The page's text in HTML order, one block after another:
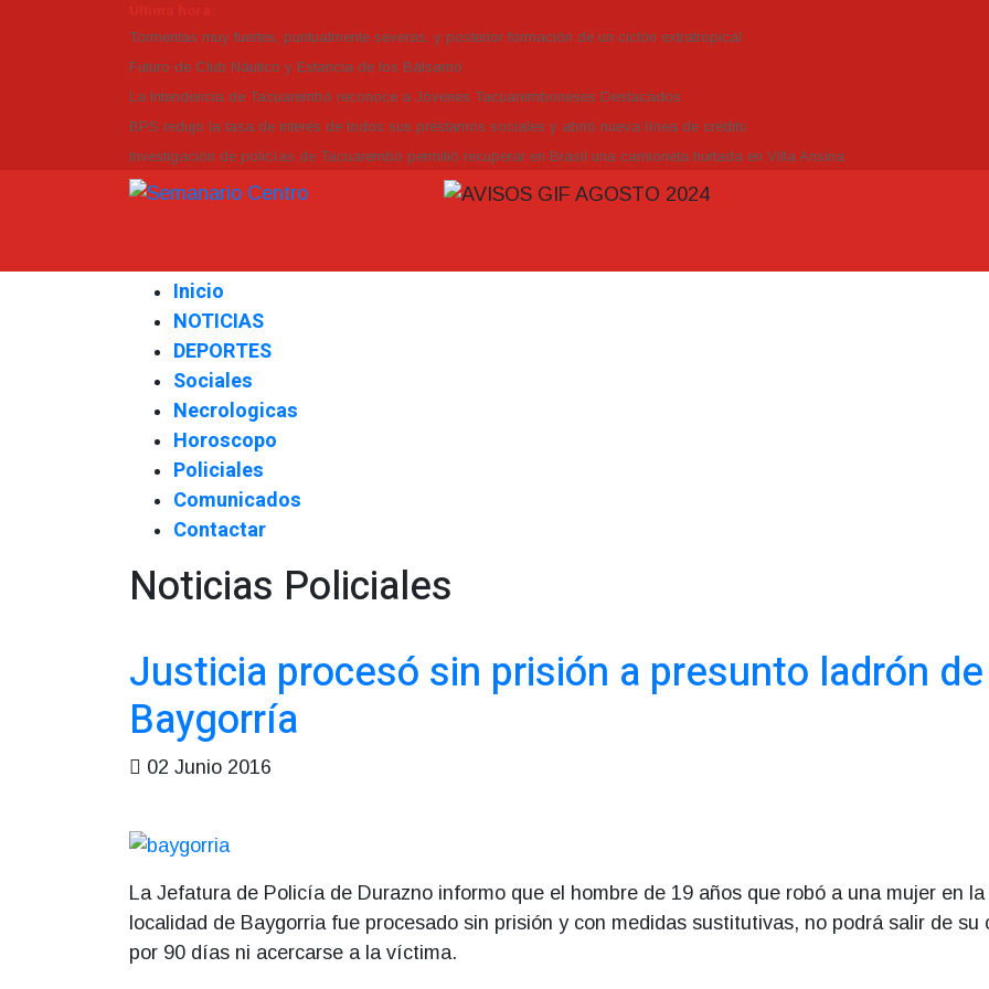
Tormentas muy fuertes, puntualmente severas, y posterior formación de un ciclón extratropical
Futuro de Club Náutico y Estancia de los Bálsamo
La Intendencia de Tacuarembó reconoce a Jóvenes Tacuaremboneses Destacados
BPS redujo la tasa de interés de todos sus préstamos sociales y abrió nueva línea de crédito
Investigación de policías de Tacuarembó permitió recuperar en Brasil una camioneta hurtada en Villa Ansina
Inicio
NOTICIAS
DEPORTES
Sociales
Necrologicas
Horoscopo
Policiales
Comunicados
Contactar
Noticias Policiales
Justicia procesó sin prisión a presunto ladrón de
Baygorría
02 Junio 2016
La Jefatura de Policía de Durazno informo que el hombre de 19 años que robó a una mujer en la
localidad de Baygorria fue procesado sin prisión y con medidas sustitutivas, no podrá salir de su
por 90 días ni acercarse a la víctima.